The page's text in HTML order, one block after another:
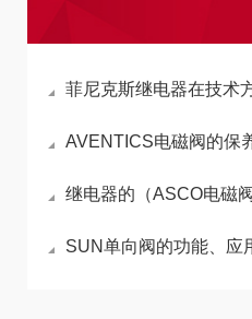
菲尼克斯继电器在技术方面
AVENTICS电磁阀的保
继电器的（ASCO电磁阀应用
SUN单向阀的功能、应